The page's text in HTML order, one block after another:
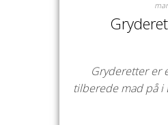
Gryderetter er
tilberede mad på i